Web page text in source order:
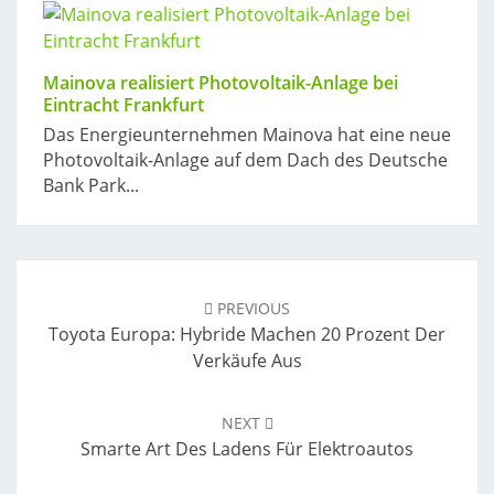
Mainova realisiert Photovoltaik-Anlage bei
Eintracht Frankfurt
Das Energieunternehmen Mainova hat eine neue
Photovoltaik-Anlage auf dem Dach des Deutsche
Bank Park...
PREVIOUS
Toyota Europa: Hybride Machen 20 Prozent Der
Verkäufe Aus
NEXT
Smarte Art Des Ladens Für Elektroautos